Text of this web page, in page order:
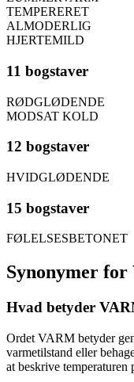
TEMPERERET
ALMODERLIG
HJERTEMILD
11 bogstaver
RØDGLØDENDE
MODSAT KOLD
12 bogstaver
HVIDGLØDENDE
15 bogstaver
FØLELSESBETONET
Synonymer for
Hvad betyder
Ordet VARM betyder
varmetilstand eller
at beskrive